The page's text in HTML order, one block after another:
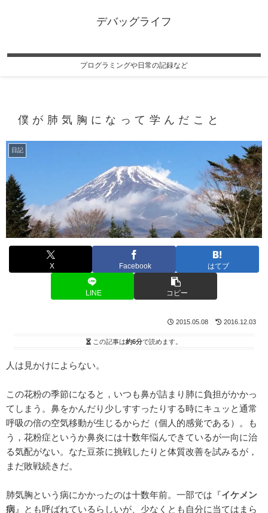
デバッグライフ
プログラミングや日常の記録など
僕が肺気胸になって学んだこと
日記
X Facebook はてブ
LINE コピー
2015.05.08 2016.12.03
この記事は約6分で読めます。
人は見かけによらない。
この花粉の季節になると，いつも鼻が詰まり肺に負担がかかっ
てしまう。鼻をかんだり少しすすったりする時にキュッと通常
呼吸の倍の空気移動が生じるからだ（個人的感覚である）。も
う，花粉症というか鼻炎には十数年悩んできているが一向に治
る気配がない。なた豆茶に挑戦したりと体質改善を試みるが，
まだ敗戦続きだ。
肺気胸という病にかかったのは十数年前。一部では『イケメン
病』とも呼ばれているらしいが、少なくとも自分に当てはまら